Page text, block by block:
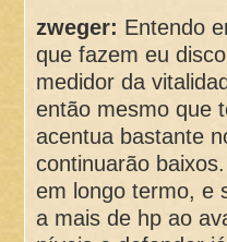
zweger: Entendo
que fazem eu
medidor da
então mesmo que
acentua bastante
continuarão
em longo termo, e
a mais de hp ao